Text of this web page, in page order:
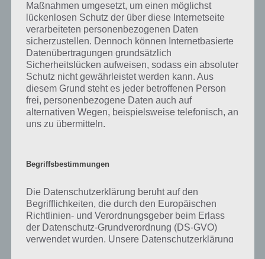
Adler
Berg + Vogel
Affe
Baum + Wildtier
Algen
Pflanze + Wasser
Alkohol
Frucht + Zeit
Allergie
Mensch + Staub
Alligator
Eidechse + Sumpf
Angel
Fisch + Holz
1 bis 10 von 547 Einträgen Zurück Weiter
Maßnahmen umgesetzt, um einen möglichst
lückenlosen Schutz der über diese Internetseite
verarbeiteten personenbezogenen Daten
sicherzustellen. Dennoch können Internetbasierte
Datenübertragungen grundsätzlich
Sicherheitslücken aufweisen, sodass ein absoluter
Schutz nicht gewährleistet werden kann. Aus
diesem Grund steht es jeder betroffenen Person
frei, personenbezogene Daten auch auf
alternativen Wegen, beispielsweise telefonisch, an
uns zu übermitteln.
Begriffsbestimmungen
Die Datenschutzerklärung beruht auf den
Begrifflichkeiten, die durch den Europäischen
Richtlinien- und Verordnungsgeber beim Erlass
der Datenschutz-Grundverordnung (DS-GVO)
verwendet wurden. Unsere Datenschutzerklärung